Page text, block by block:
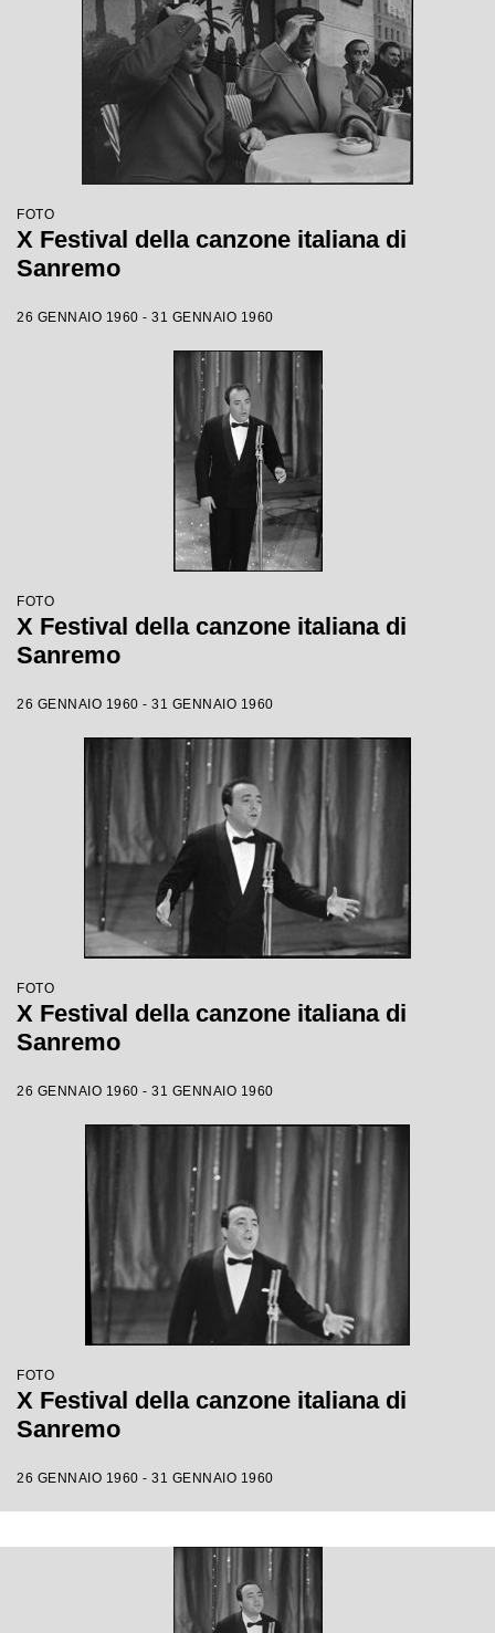
FOTO
X Festival della canzone italiana di
Sanremo
26 GENNAIO 1960 - 31 GENNAIO 1960
FOTO
X Festival della canzone italiana di
Sanremo
26 GENNAIO 1960 - 31 GENNAIO 1960
FOTO
X Festival della canzone italiana di
Sanremo
26 GENNAIO 1960 - 31 GENNAIO 1960
FOTO
X Festival della canzone italiana di
Sanremo
26 GENNAIO 1960 - 31 GENNAIO 1960